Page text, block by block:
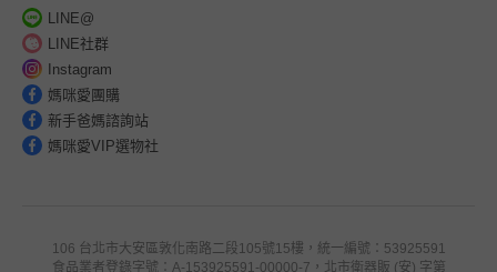
LINE@
LINE社群
Instagram
媽咪愛團購
新手爸媽諮詢站
媽咪愛VIP選物社
106 台北市大安區敦化南路二段105號15樓，統一編號：53925591
食品業者登錄字號：A-153925591-00000-7，北市衛器販 (安) 字第